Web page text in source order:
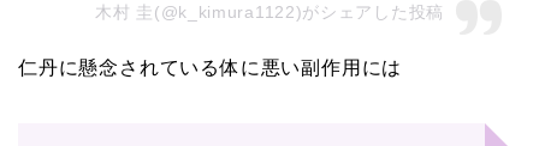
木村 圭(@k_kimura1122)がシェアした投稿
仁丹に懸念されている体に悪い副作用には